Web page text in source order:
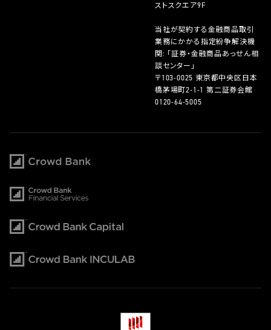
ストスクエア9F
当社が契約する金融商品取引
業務にかかる指定紛争解決機
関: 「証券・金融商品あっせん相
談センター」
〒103-0025 東京都中央区日本
橋茅場町2-1-1 第二証券会館
0120-64-5005